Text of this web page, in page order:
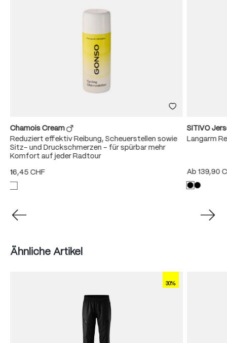
Chamois Cream
Reduziert effektiv Reibung, Scheuerstellen sowie
Sitz- und Druckschmerzen – für spürbar mehr
Komfort auf jeder Radtour
16,45 CHF
SITIVO
Langarm
Ab139,90
Produktgalerie überspringen
Ähnliche Artikel
30%